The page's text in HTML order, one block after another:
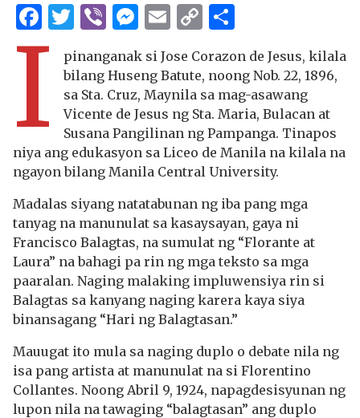
Facebook
Twitter
ViberMessenger
Email
Copy
Link
I
pinanganak si Jose Corazon de Jesus, kilala
bilang Huseng Batute, noong Nob. 22, 1896,
sa Sta. Cruz, Maynila sa mag-asawang
Vicente de Jesus ng Sta. Maria, Bulacan at
Susana Pangilinan ng Pampanga. Tinapos
niya ang edukasyon sa Liceo de Manila na kilala na
ngayon bilang Manila Central University.
Madalas siyang natatabunan ng iba pang mga
tanyag na manunulat sa kasaysayan, gaya ni
Francisco Balagtas, na sumulat ng “Florante at
Laura” na bahagi pa rin ng mga teksto sa mga
paaralan. Naging malaking impluwensiya rin si
Balagtas sa kanyang naging karera kaya siya
binansagang “Hari ng Balagtasan.”
Mauugat ito mula sa naging duplo o debate nila ng
isa pang artista at manunulat na si Florentino
Collantes. Noong Abril 9, 1924, napagdesisyunan ng
lupon nila na tawaging “balagtasan” ang duplo